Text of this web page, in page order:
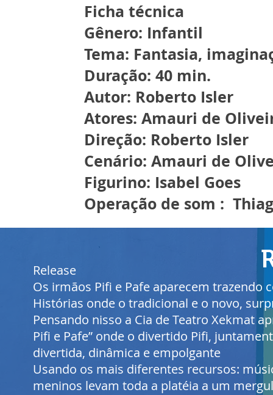
Ficha técnica
Gênero: Infantil
Tema: Fantasia,
Duração: 40 min.
Autor: Roberto Isler
Atores: Amauri de
Direção: Roberto Isler
Cenário: Amauri de
Figurino: Isabel Goes
Operação de som :
Release
Os irmãos Pifi e Pafe aparecem trazendo
Histórias onde o tradicional e o novo,
Pensando nisso a Cia de Teatro Xekmat
Pifi e Pafe” onde o divertido Pifi,
divertida, dinâmica e empolgante
Usando os mais diferentes recursos:
meninos levam toda a platéia a um